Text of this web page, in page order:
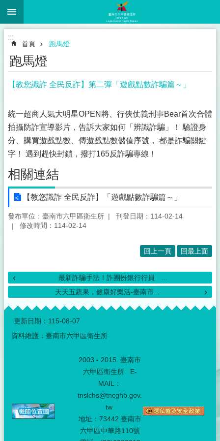
跳到主要內容區塊
:::
首頁 跑馬燈
跑馬燈
【教您識詐 全民反詐】第二彈「遊戲點數詐騙篇～」
統一超商人氣大明星OPEN將、行俠仗義刑事Bear首次合體
拍攝防詐宣導影片，告訴大家如何「辨識詐騙」！ 驗證身
分、購買遊戲點數、傳遊戲點數儲值序號， 都是詐騙關鍵
字！ 遇到趕快封鎖，撥打165反詐騙專線！
相關連結
【教您識詐 全民反詐】「遊戲點數詐騙篇～」
發布單位：臺南市六甲區衛生所
刊登日期：114-02-14
修改時間：114-02-14
回上一頁 回最上面
最新詐騙手法！詐團扮銀行行員 ...
天天五蔬果，健康好樂活-臺南市...
:::
更新日期： 115-08-07
資料維護：臺南市六甲區衛生所
2003 - 2015 臺南市
六甲區衛生所 E-
MAIL：
tnslchs@tncghb.gov.
tw
地址：73442 臺南市
六甲區中華路110號